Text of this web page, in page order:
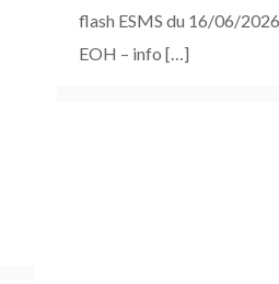
flash ESMS du 16/06/
EOH – info […]